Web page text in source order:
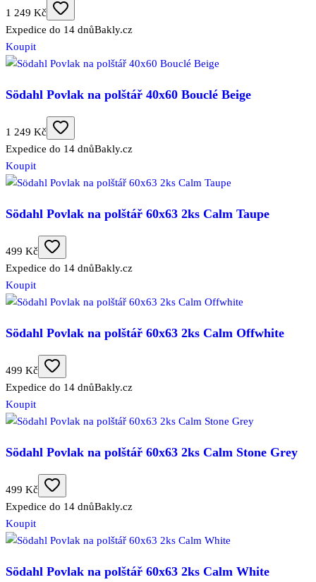
1 249 Kč
Expedice do 14 dnůBakly.cz
Koupit
Södahl Povlak na polštář 40x60 Bouclé Beige
1 249 Kč
Expedice do 14 dnůBakly.cz
Koupit
Södahl Povlak na polštář 60x63 2ks Calm Taupe
499 Kč
Expedice do 14 dnůBakly.cz
Koupit
Södahl Povlak na polštář 60x63 2ks Calm Offwhite
499 Kč
Expedice do 14 dnůBakly.cz
Koupit
Södahl Povlak na polštář 60x63 2ks Calm Stone Grey
499 Kč
Expedice do 14 dnůBakly.cz
Koupit
Södahl Povlak na polštář 60x63 2ks Calm White